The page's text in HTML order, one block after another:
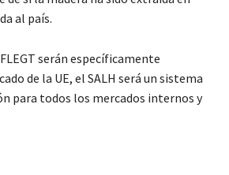
al país.
serán específicamente
de la UE, el SALH será un sistema
para todos los mercados internos y